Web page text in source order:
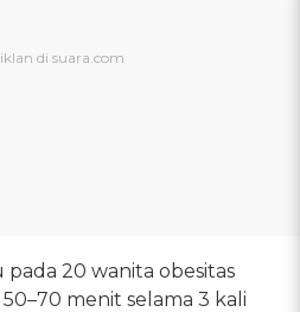
20 wanita obesitas
menit selama 3 kali